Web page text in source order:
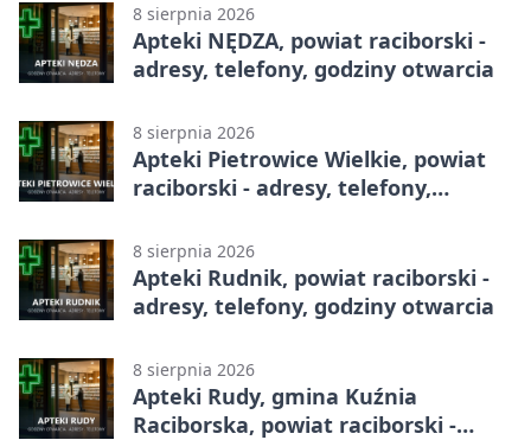
8 sierpnia 2026
Apteki NĘDZA, powiat raciborski -
adresy, telefony, godziny otwarcia
8 sierpnia 2026
Apteki Pietrowice Wielkie, powiat
raciborski - adresy, telefony,
8 sierpnia 2026
Apteki Rudnik, powiat raciborski -
adresy, telefony, godziny otwarcia
8 sierpnia 2026
Apteki Rudy, gmina Kuźnia
Raciborska, powiat raciborski -